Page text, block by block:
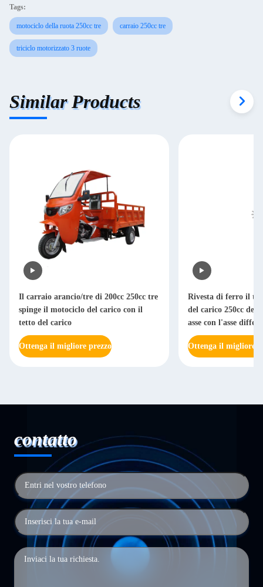
Tags:
motociclo della ruota 250cc tre carraio 250cc tre
triciclo motorizzato 3 ruote
Similar Products
Il carraio arancio/tre di 200cc 250cc tre
spinge il motociclo del carico con il
tetto del carico
Ottenga il migliore prezzo
Rivesta di ferro il
del carico 250cc
asse con l'asse
gravoso
Ottenga il migliore
contatto